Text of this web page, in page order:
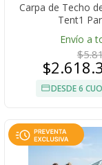
Carpa de Techo
Tent1
Envío a
DESDE 6